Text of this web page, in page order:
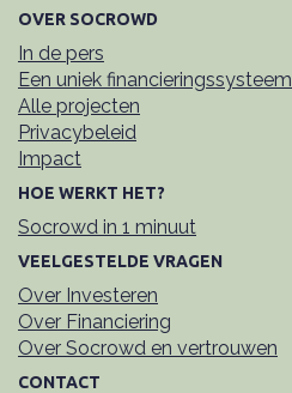
OVER SOCROWD
In de pers
Een uniek financieringssysteem
Alle projecten
Privacybeleid
Impact
HOE WERKT HET?
Socrowd in 1 minuut
VEELGESTELDE VRAGEN
Over Investeren
Over Financiering
Over Socrowd en vertrouwen
CONTACT